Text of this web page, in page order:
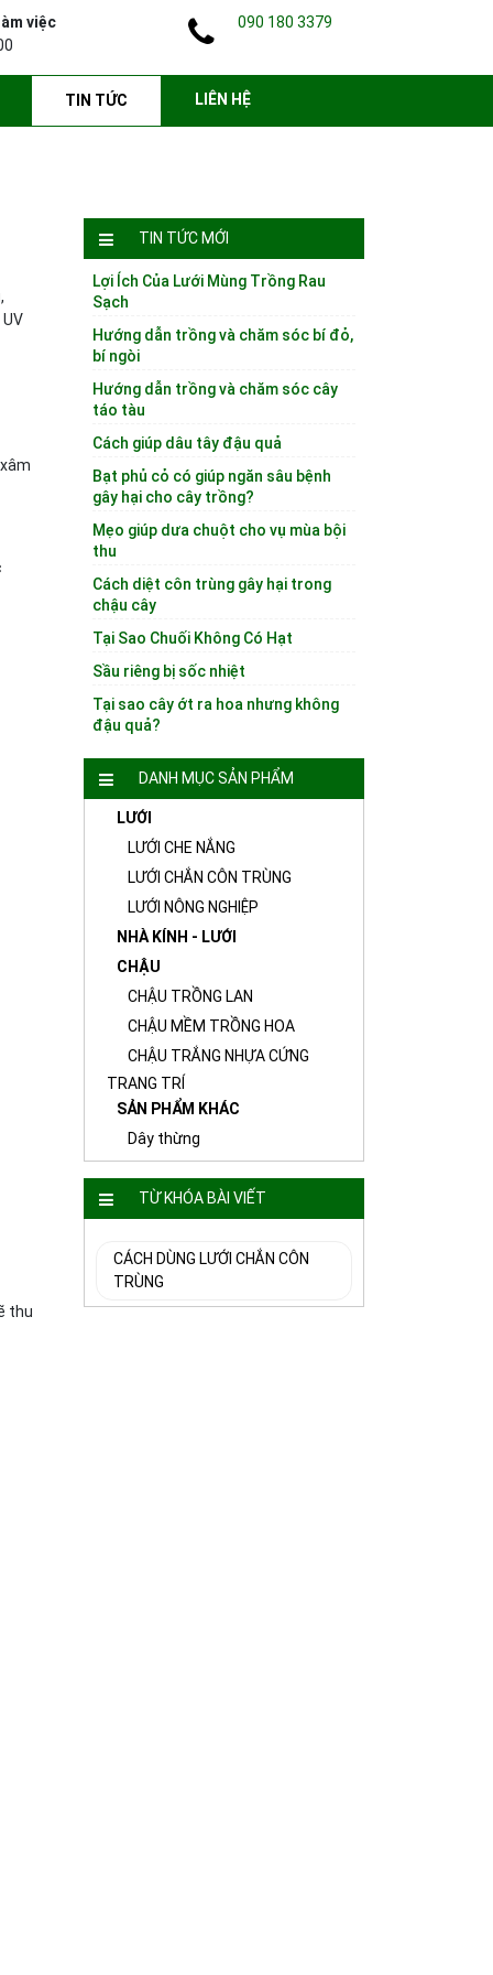
việc
090 180 3379
TIN TỨC LIÊN HỆ
thu
TIN TỨC MỚI
Lợi Ích Của Lưới Mùng Trồng Rau
Sạch
Hướng dẫn trồng và chăm sóc bí đỏ,
bí ngòi
Hướng dẫn trồng và chăm sóc cây
táo tàu
Cách giúp dâu tây đậu quả
Bạt phủ cỏ có giúp ngăn sâu bệnh
gây hại cho cây trồng?
Mẹo giúp dưa chuột cho vụ mùa bội
thu
Cách diệt côn trùng gây hại trong
chậu cây
Tại Sao Chuối Không Có Hạt
Sầu riêng bị sốc nhiệt
Tại sao cây ớt ra hoa nhưng không
đậu quả?
DANH MỤC SẢN PHẨM
LƯỚI
LƯỚI CHE NẮNG
LƯỚI CHẮN CÔN TRÙNG
LƯỚI NÔNG NGHIỆP
NHÀ KÍNH - LƯỚI
CHẬU
CHẬU TRỒNG LAN
CHẬU MỀM TRỒNG HOA
CHẬU TRẮNG NHỰA CỨNG
TRANG TRÍ
SẢN PHẨM KHÁC
Dây thừng
TỪ KHÓA BÀI VIẾT
CÁCH DÙNG LƯỚI CHẮN CÔN
TRÙNG